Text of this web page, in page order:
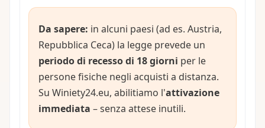
Da sapere: in alcuni paesi (ad es. Austria,
Repubblica Ceca) la legge prevede un
periodo di recesso di 18 giorni per le
persone fisiche negli acquisti a distanza.
Su Winiety24.eu, abilitiamo l'attivazione
immediata – senza attese inutili.